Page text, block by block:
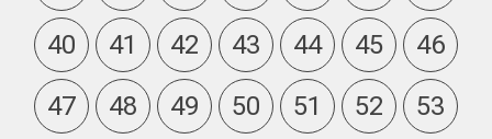
40
41 42 43 44 45
46
47
48 49 50 51 52
53